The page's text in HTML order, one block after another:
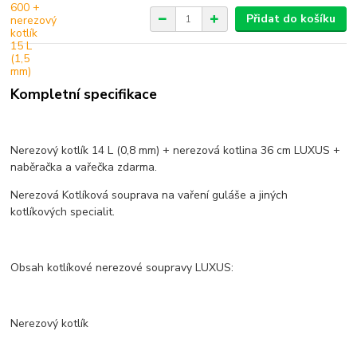
Přidat do košíku
Kompletní specifikace
Nerezový kotlík 14 L (0,8 mm) + nerezová kotlina 36 cm LUXUS +
naběračka a vařečka zdarma.
Nerezová Kotlíková souprava na vaření guláše a jiných
kotlíkových specialit.
Obsah kotlíkové nerezové soupravy LUXUS:
Nerezový kotlík